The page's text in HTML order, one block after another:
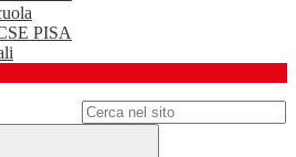
PISA